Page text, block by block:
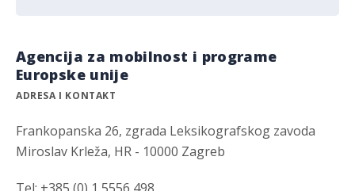
Agencija za mobilnost i programe
Europske unije
ADRESA I KONTAKT
Frankopanska 26, zgrada Leksikografskog zavoda
Miroslav Krleža, HR - 10000 Zagreb